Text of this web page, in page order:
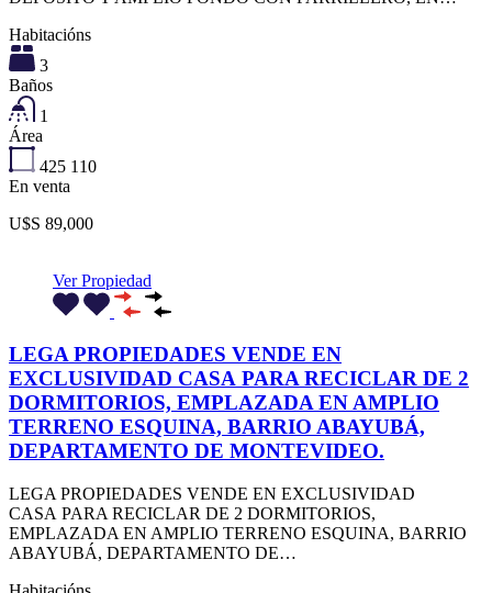
Habitacións
3
Baños
1
Área
425 110
En venta
U$S 89,000
Ver Propiedad
LEGA PROPIEDADES VENDE EN
EXCLUSIVIDAD CASA PARA RECICLAR DE 2
DORMITORIOS, EMPLAZADA EN AMPLIO
TERRENO ESQUINA, BARRIO ABAYUBÁ,
DEPARTAMENTO DE MONTEVIDEO.
LEGA PROPIEDADES VENDE EN EXCLUSIVIDAD
CASA PARA RECICLAR DE 2 DORMITORIOS,
EMPLAZADA EN AMPLIO TERRENO ESQUINA, BARRIO
ABAYUBÁ, DEPARTAMENTO DE…